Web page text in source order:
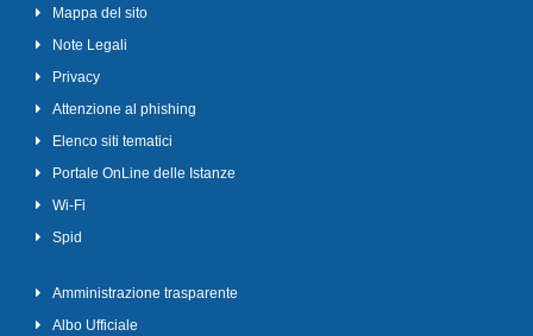
Mappa del sito
Note Legali
Privacy
Attenzione al phishing
Elenco siti tematici
Portale OnLine delle Istanze
Wi-Fi
Spid
Amministrazione trasparente
Albo Ufficiale